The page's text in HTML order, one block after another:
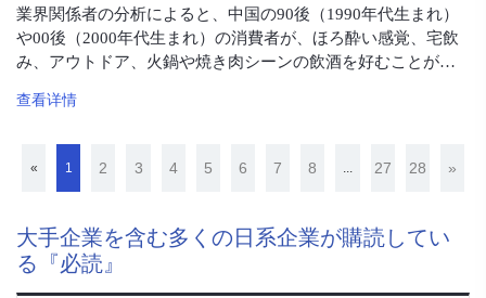
業界関係者の分析によると、中国の90後（1990年代生まれ）
や00後（2000年代生まれ）の消費者が、ほろ酔い感覚、宅飲
み、アウトドア、火鍋や焼き肉シーンの飲酒を好むことが日
查看详情
« 1 2 3 4 5 6 7 8 ... 27 28 »
大手企業を含む多くの日系企業が購読してい
る『必読』